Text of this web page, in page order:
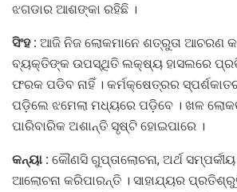
ଝଗଡାର ଆଶଙ୍କା ରହିଛି ।
ସିଂହ : ଆଜି ନିଜ ଲୋକମାନେ ଶତ୍ରୁତା ଆଚରଣ
ବ୍ୟକ୍ତିଙ୍କ ଉପସ୍ଥିତି ଲକ୍ଷ୍ୟ ହାସଲରେ
ଫରକ ପଡିବ ନାହିଁ । କର୍ମକ୍ଷେତ୍ରର
ପଡ଼ିଲେ ଝମେଲା ମଧ୍ୟରେ ପଡ଼ିବେ । ଖଳ
ପାରିବାରିକ ଅଶାନ୍ତି ସୃଷ୍ଟି ହୋଇପାରେ ।
କନ୍ୟା : କୌଣସି ଗୁପ୍ତାଲୋଚନା, ଅର୍ଥ
ଆଲୋଚନା କରିପାରନ୍ତି । ସାହାଯ୍ୟର